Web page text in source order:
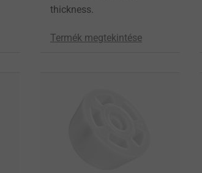
thickness.
Termék megtekintése